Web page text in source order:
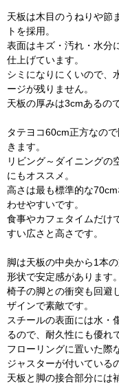
天板は木目のうねりや節
トを採用。
表面はキズ・汚れ・水分
仕上げています。
シミになりにくいので、
ージが残りません。
天板の厚みは3cmあるの
タテヨコ60cm正方なの
きます。
リビング～ダイニングの
にもオススメ。
高さは最も標準的な
わせやすいです。
食事やカフェタイムだけ
すい広さと高さです。
脚は天板の中央から1本
形状で安定感があります。
椅子の脚との衝突も回避
ザインで素敵です。
スチールの表面には水・
るので、耐久性にも優れ
フローリングに置いた際
ジャスターが付いている
天板と脚の接合部分には